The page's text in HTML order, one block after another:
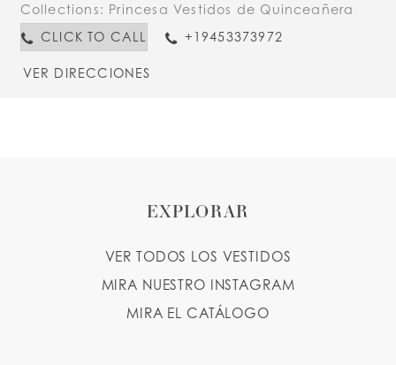
Collections: Princesa Vestidos de Quinceañera
CLICK TO CALL
+19453373972
VER DIRECCIONES
EXPLORAR
VER TODOS LOS VESTIDOS
MIRA NUESTRO INSTAGRAM
MIRA EL CATÁLOGO